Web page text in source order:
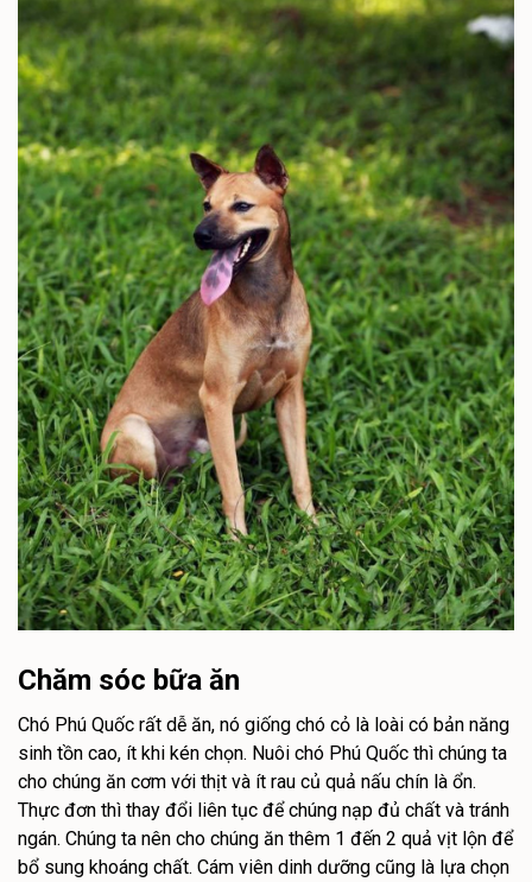
Chăm sóc bữa ăn
Chó Phú Quốc rất dễ ăn, nó giống chó cỏ là loài có bản năng
sinh tồn cao, ít khi kén chọn. Nuôi chó Phú Quốc thì chúng ta
cho chúng ăn cơm với thịt và ít rau củ quả nấu chín là ổn.
Thực đơn thì thay đổi liên tục để chúng nạp đủ chất và tránh
ngán. Chúng ta nên cho chúng ăn thêm 1 đến 2 quả vịt lộn để
bổ sung khoáng chất. Cám viên dinh dưỡng cũng là lựa chọn